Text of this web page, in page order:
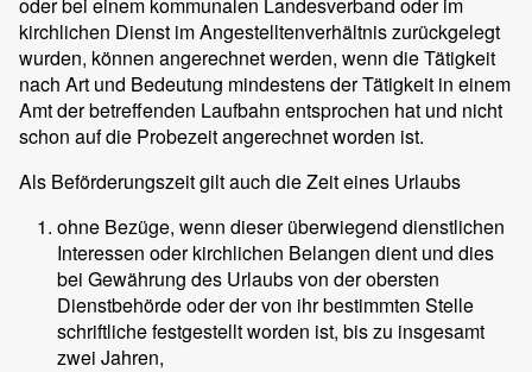
kirchlichen Dienst im Angestelltenverhältnis zurückgelegt
wurden, können angerechnet werden, wenn die Tätigkeit
nach Art und Bedeutung mindestens der Tätigkeit in einem
Amt der betreffenden Laufbahn entsprochen hat und nicht
schon auf die Probezeit angerechnet worden ist.
Als Beförderungszeit gilt auch die Zeit eines Urlaubs
ohne Bezüge, wenn dieser überwiegend dienstlichen
Interessen oder kirchlichen Belangen dient und dies
bei Gewährung des Urlaubs von der obersten
Dienstbehörde oder der von ihr bestimmten Stelle
schriftliche festgestellt worden ist, bis zu insgesamt
zwei Jahren,